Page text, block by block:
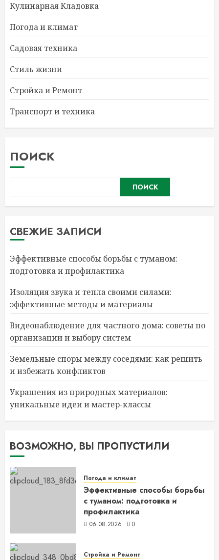
Кулинарная Кладовка
Погода и климат
Садовая техника
Стиль жизни
Стройка и Ремонт
Транспорт и техника
ПОИСК
ПОИСК
СВЕЖИЕ ЗАПИСИ
Эффективные способы борьбы с туманом:
подготовка и профилактика
Изоляция звука и тепла своими силами:
эффективные методы и материалы
Видеонаблюдение для частного дома: советы по
организации и выбору систем
Земельные споры между соседями: как решить
и избежать конфликтов
Украшения из природных материалов:
уникальные идеи и мастер-классы
ВОЗМОЖНО, ВЫ ПРОПУСТИЛИ
Погода и климат
Эффективные способы борьбы
с туманом: подготовка и
профилактика
06.08.2026 0
Стройка и Ремонт